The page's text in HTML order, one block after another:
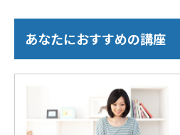
あなたにおすすめの講座